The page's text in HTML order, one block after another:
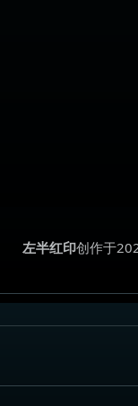
左半红印创作于